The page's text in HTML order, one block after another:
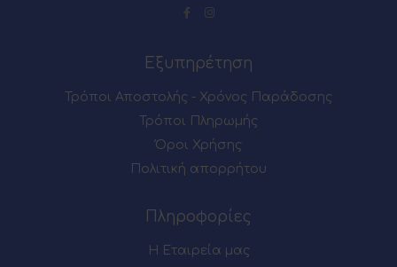
Εξυπηρέτηση
Τρόποι Αποστολής - Χρόνος Παράδοσης
Τρόποι Πληρωμής
Όροι Χρήσης
Πολιτική απορρήτου
Πληροφορίες
Η Εταιρεία μας